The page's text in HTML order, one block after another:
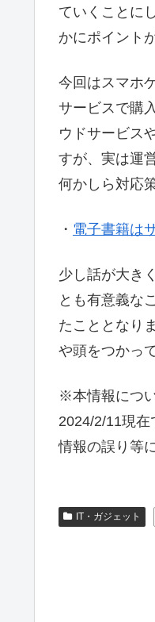
ていくことに
かにポイント
今回はスマホ
サービスで購
ウドサービス
すが、実は運
何かしら対応
・ 電子書籍は
少し話が大き
とも有意義な
たこととなり
や頭をつかっ
※本情報につ
2024/2/11現在
情報の誤り等
IT・ガジェット